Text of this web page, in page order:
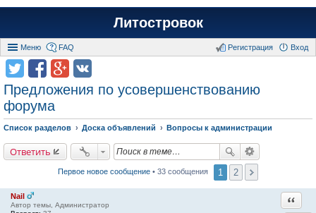
Литостровок
Меню FAQ Вход
Регистрация
Предложения по усовершенствованию
форума
Список разделов Доска объявлений Вопросы к администрации
Ответить
Первое новое сообщение • 33 сообщения 1 2
Nail
Автор темы, Администратор